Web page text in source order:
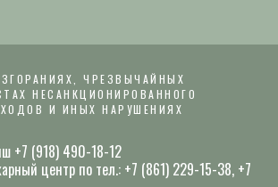
ЧРЕЗВЫЧАЙНЫХ
НЕСАНКЦИОНИРОВАННОГО
И ИНЫХ НАРУШЕНИЯХ
+7 (918) 490-18-12
центр по тел.: +7 (861) 229-15-38, +7